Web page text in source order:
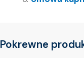
Pokrewne